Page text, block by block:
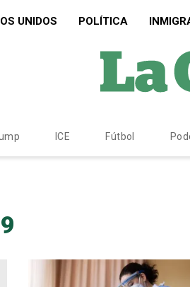
UNIDOS POLÍTICA
ICE Fútbol